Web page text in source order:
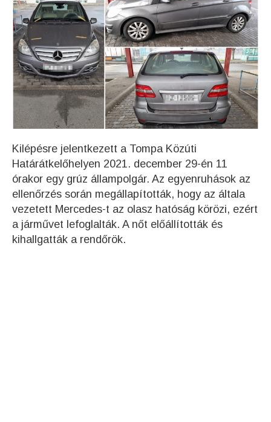
Kilépésre jelentkezett a Tompa Közúti
Határátkelőhelyen 2021. december 29-én 11
órakor egy grúz állampolgár. Az egyenruhások az
ellenőrzés során megállapították, hogy az általa
vezetett Mercedes-t az olasz hatóság körözi, ezért
a járművet lefoglalták. A nőt előállították és
kihallgatták a rendőrök.